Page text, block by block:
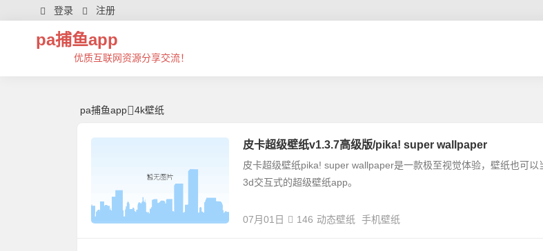
4k壁纸 | 芊芊精典-pa捕鱼app
登录 注册
pa捕鱼app
优质互联网资源分享交流！
pa捕鱼app 4k壁纸
皮卡超级壁纸v1.3.7高级版/pika! super wallpaper
皮卡超级壁纸pika! super wallpaper是一款极至视觉体验，壁纸也可以
3d交互式的超级壁纸app。
07月01日 146 动态壁纸 手机壁纸